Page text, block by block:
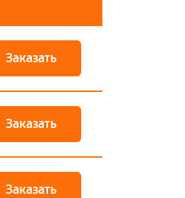
Заказать
Заказать
Заказать